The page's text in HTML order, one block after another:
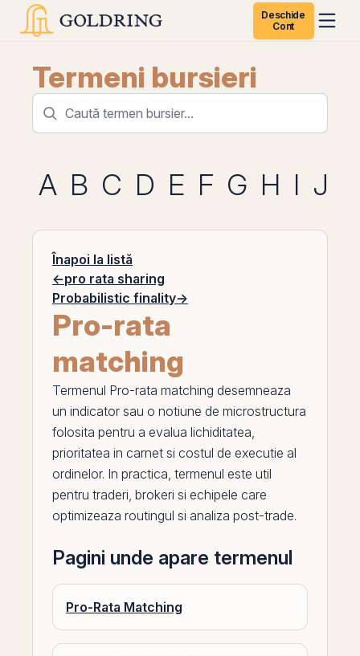
Deschide
Cont
Termeni bursieri
A B C D E F G H I J
Înapoi la listă
←pro rata sharing
Probabilistic finality→
Pro-rata
matching
Termenul Pro-rata matching desemneaza
un indicator sau o notiune de microstructura
folosita pentru a evalua lichiditatea,
prioritatea in carnet si costul de executie al
ordinelor. In practica, termenul este util
pentru traderi, brokeri si echipele care
optimizeaza routingul si analiza post-trade.
Pagini unde apare termenul
Pro-Rata Matching